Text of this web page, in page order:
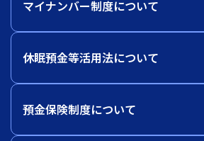
マイナンバー制度について
休眠預金等活用法について
預金保険制度について